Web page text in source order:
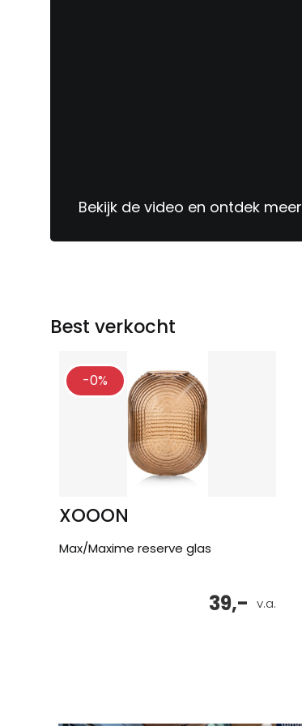
Bekijk de video en ontdek meer
Best verkocht
-0%
XOOON
Max/Maxime reserve glas
v.a.
39,-